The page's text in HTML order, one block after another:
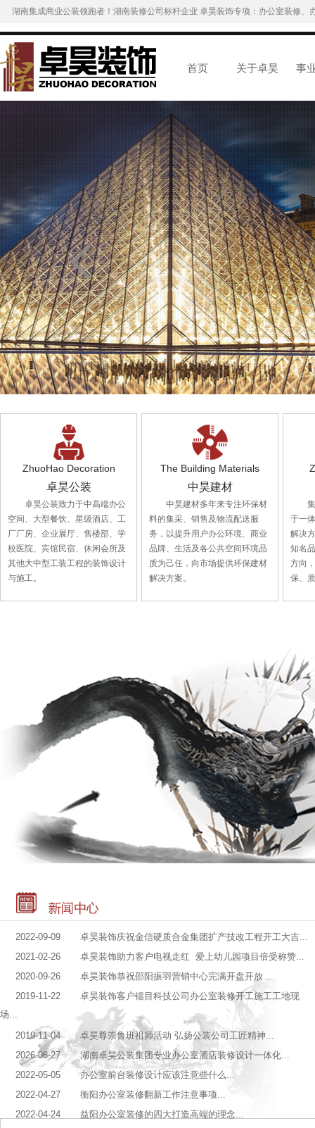
湖南集成商业公装领跑者！湖南装修公司标杆企业 卓昊装饰专项：办公室装修
首页 关于卓昊 事
ZhuoHao Decoration
卓昊公装
卓昊公装致力于中高端办公
空间、大型餐饮、星级酒店、工
厂厂房、企业展厅、售楼部、学
校医院、宾馆民宿、休闲会所及
其他大中型工装工程的装饰设计
与施工。
The Building Materials
中昊建材
中昊建材多年来专注环保材
料的集采、销售及物流配送服
务，以提升用户办公环境、商业
品牌、生活及各公共空间环境品
质为己任，向市场提供环保建材
解决方案。
于一
解决
知名
方向
保、
2022-09-09 卓昊装饰庆祝金信硬质合金集团扩产技改工程开工大吉...
2021-02-26 卓昊装饰助力客户电视走红 爱上幼儿园项目倍受称赞...
2020-09-26 卓昊装饰恭祝邵阳振羽营销中心完满开盘开放...
2019-11-22 卓昊装饰客户镭目科技公司办公室装修开工施工工地现
场...
2019-11-04 卓昊尊崇鲁班祖师活动 弘扬公装公司工匠精神...
2026-06-27 湖南卓昊公装集团专业办公室酒店装修设计一体化...
2022-05-05 办公室前台装修设计应该注意些什么...
2022-04-27 衡阳办公室装修翻新工作注意事项...
2022-04-24 益阳办公室装修的四大打造高端的理念...